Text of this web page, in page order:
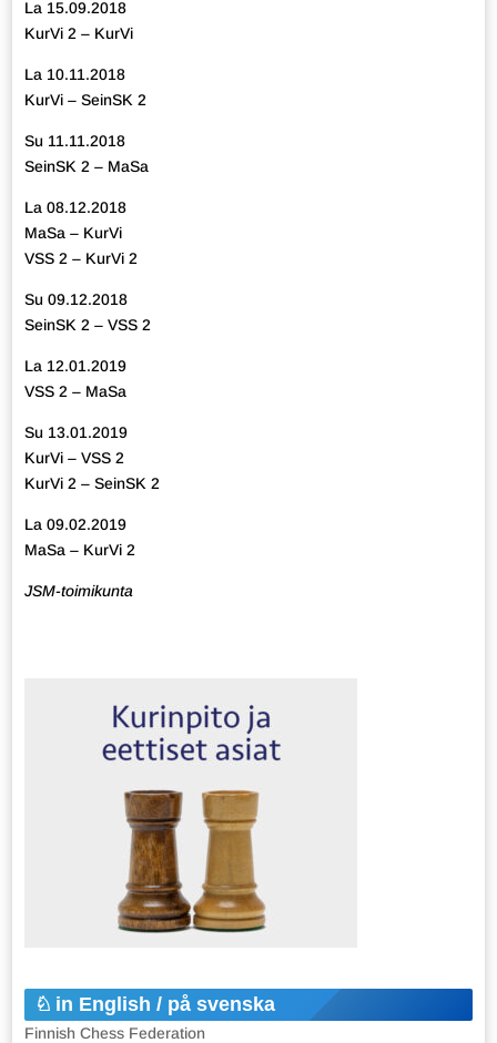
La 15.09.2018
KurVi 2 – KurVi
La 10.11.2018
KurVi – SeinSK 2
Su 11.11.2018
SeinSK 2 – MaSa
La 08.12.2018
MaSa – KurVi
VSS 2 – KurVi 2
Su 09.12.2018
SeinSK 2 – VSS 2
La 12.01.2019
VSS 2 – MaSa
Su 13.01.2019
KurVi – VSS 2
KurVi 2 – SeinSK 2
La 09.02.2019
MaSa – KurVi 2
JSM-toimikunta
in English / på svenska
Finnish Chess Federation